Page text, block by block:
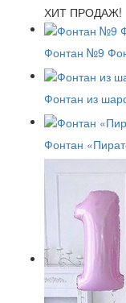
ХИТ ПРОДАЖ!
Фонтан №9
Фонтан из
Фонтан